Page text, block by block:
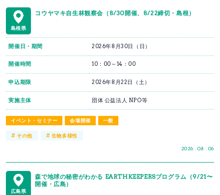
島根県
コウヤマキ自生林観察会（8/30開催、8/22締切・島根）
イベント・セミナー 会場開催 一般
2026 . 08 . 06
開催日・期間 2026年8月30日（日）
開催時間 10：00～14：00
申込期限 2026年8月22日（土）
実施主体 団体 公益法人 NPO等
#その他 # 生物多様性
広島県
森で地球の秘密がわかる EARTHKEEPERSプログラム（9/21〜
開催・広島）